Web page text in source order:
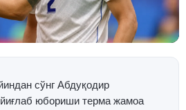
сўнг Абдуқодир
юбориши терма жамоа